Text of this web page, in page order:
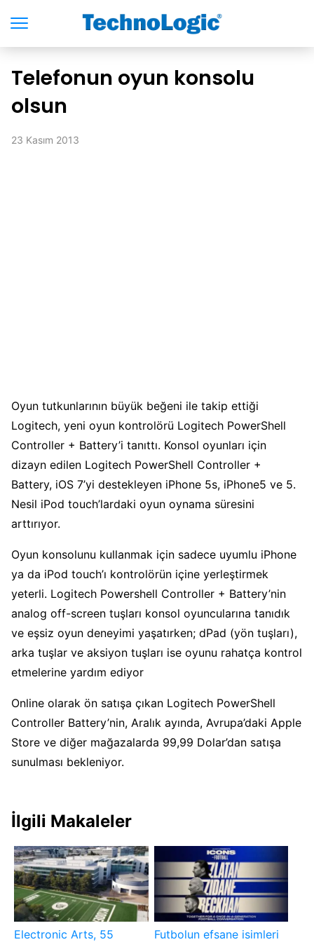
Telefonun oyun konsolu
olsun
23 Kasım 2013
Oyun tutkunlarının büyük beğeni ile takip ettiği
Logitech, yeni oyun kontrolörü Logitech PowerShell
Controller + Battery’i tanıttı. Konsol oyunları için
dizayn edilen Logitech PowerShell Controller +
Battery, iOS 7’yi destekleyen iPhone 5s, iPhone5 ve 5.
Nesil iPod touch’lardaki oyun oynama süresini
arttırıyor.
Oyun konsolunu kullanmak için sadece uyumlu iPhone
ya da iPod touch’ı kontrolörün içine yerleştirmek
yeterli. Logitech Powershell Controller + Battery’nin
analog off-screen tuşları konsol oyuncularına tanıdık
ve eşsiz oyun deneyimi yaşatırken; dPad (yön tuşları),
arka tuşlar ve aksiyon tuşları ise oyunu rahatça kontrol
etmelerine yardım ediyor
Online olarak ön satışa çıkan Logitech PowerShell
Controller Battery’nin, Aralık ayında, Avrupa’daki Apple
Store ve diğer mağazalarda 99,99 Dolar’dan satışa
sunulması bekleniyor.
İlgili Makaleler
Electronic Arts, 55 Futbolun efsane isimleri